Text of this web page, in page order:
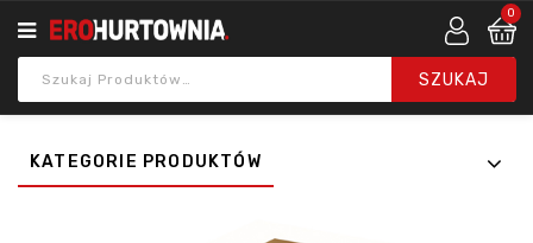
0
KATEGORIE PRODUKTÓW